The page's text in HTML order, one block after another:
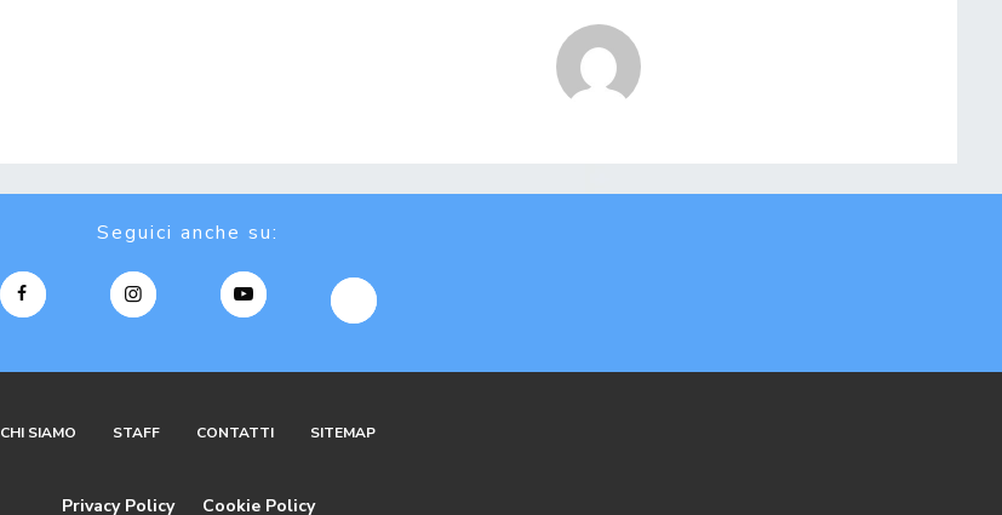
Seguici anche su:
CHI SIAMO STAFF CONTATTI SITEMAP
Privacy Policy Cookie Policy